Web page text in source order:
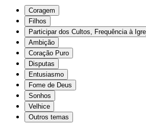
Coragem
Filhos
Participar dos Cultos, Frequência à
Ambição
Coração Puro
Disputas
Entusiasmo
Fome de Deus
Sonhos
Velhice
Outros temas